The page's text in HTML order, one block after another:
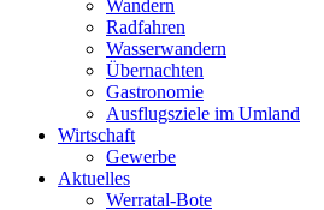
Wandern
Radfahren
Wasserwandern
Übernachten
Gastronomie
Ausflugsziele im Umland
Wirtschaft
Gewerbe
Aktuelles
Werratal-Bote